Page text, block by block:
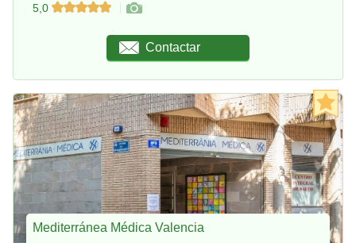
5,0
Contactar
Mediterránea Médica Valencia